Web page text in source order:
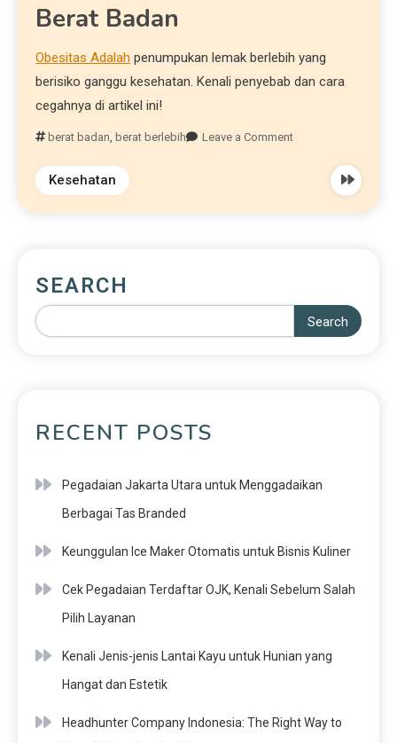
Berat Badan
Obesitas Adalah penumpukan lemak berlebih yang
berisiko ganggu kesehatan. Kenali penyebab dan cara
cegahnya di artikel ini!
berat badan, berat berlebih Leave a Comment
Kesehatan
SEARCH
Search
RECENT POSTS
Pegadaian Jakarta Utara untuk Menggadaikan
Berbagai Tas Branded
Keunggulan Ice Maker Otomatis untuk Bisnis Kuliner
Cek Pegadaian Terdaftar OJK, Kenali Sebelum Salah
Pilih Layanan
Kenali Jenis-jenis Lantai Kayu untuk Hunian yang
Hangat dan Estetik
Headhunter Company Indonesia: The Right Way to